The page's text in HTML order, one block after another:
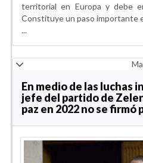
territorial en Europa y debe
Constituye un paso importante
...
En medio de las luchas
jefe del partido de
paz en 2022 no se firmó